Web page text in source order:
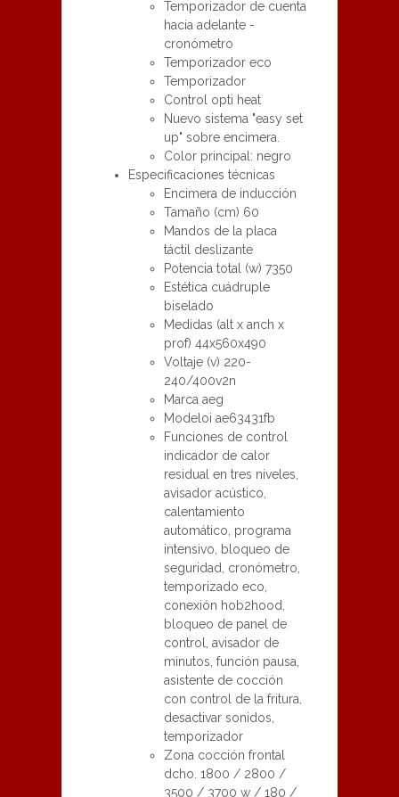
Temporizador de cuenta
hacia adelante -
cronómetro
Temporizador eco
Temporizador
Control opti heat
Nuevo sistema "easy set
up" sobre encimera.
Color principal: negro
Especificaciones técnicas
Encimera de inducción
Tamaño (cm) 60
Mandos de la placa
táctil deslizante
Potencia total (w) 7350
Estética cuádruple
biselado
Medidas (alt x anch x
prof) 44x560x490
Voltaje (v) 220-
240/400v2n
Marca aeg
Modeloi ae63431fb
Funciones de control
indicador de calor
residual en tres niveles,
avisador acústico,
calentamiento
automático, programa
intensivo, bloqueo de
seguridad, cronómetro,
temporizado eco,
conexión hob2hood,
bloqueo de panel de
control, avisador de
minutos, función pausa,
asistente de cocción
con control de la fritura,
desactivar sonidos,
temporizador
Zona cocción frontal
dcho. 1800 / 2800 /
3500 / 3700 w / 180 /